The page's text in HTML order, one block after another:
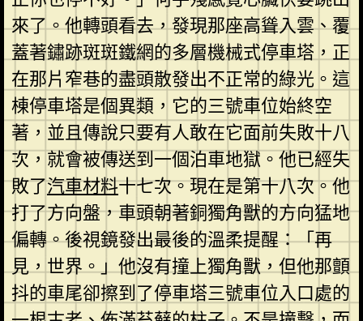
來了。他轉頭看去，發現那座高聳入雲、覆
蓋著鏽跡斑斑鐵網的多層機械式停車塔，正
在那片窄巷的盡頭散發出不正常的綠光。這
棟停車塔是個異類，它的三號車位始終空
著，並且傳說只要有人敢在它面前失敗十八
次，就會被傳送到一個泊車地獄。他已經失
敗了汽車材料十七次。現在是第十八次。他
打了方向盤，車頭朝著銅獨角獸的方向猛地
偏轉。後視鏡發出最後的溫柔提醒：「再
見，世界。」他沒有撞上獨角獸，但他那顫
抖的車尾卻擦到了停車塔三號車位入口處的